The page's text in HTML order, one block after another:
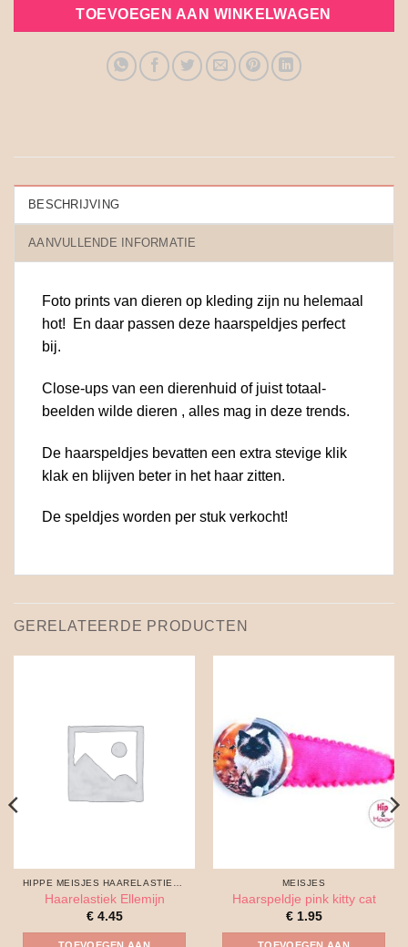
TOEVOEGEN AAN WINKELWAGEN
BESCHRIJVING
AANVULLENDE INFORMATIE
Foto prints van dieren op kleding zijn nu helemaal
hot! En daar passen deze haarspeldjes perfect
bij.
Close-ups van een dierenhuid of juist totaal-
beelden wilde dieren , alles mag in deze trends.
De haarspeldjes bevatten een extra stevige klik
klak en blijven beter in het haar zitten.
De speldjes worden per stuk verkocht!
GERELATEERDE PRODUCTEN
Haarelastiek Ellemijn
€4.45
MEISJES
Haarspeldje pink kitty cat
€1.95